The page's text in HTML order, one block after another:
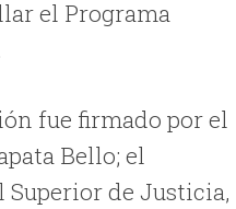
el Programa
fue firmado por el
Bello; el
de Justicia,